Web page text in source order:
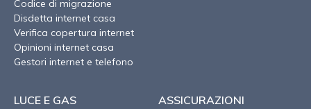
Codice di migrazione
Disdetta internet casa
Verifica copertura internet
Opinioni internet casa
Gestori internet e telefono
LUCE E GAS ASSICURAZIONI